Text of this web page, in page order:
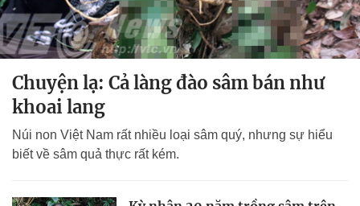
Chuyện lạ: Cả làng đào sâm bán như
khoai lang
Núi non Việt Nam rất nhiều loại sâm quý, nhưng sự hiểu
biết về sâm quả thực rất kém.